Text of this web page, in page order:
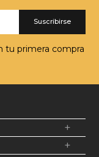
Suscribirse
tu primera compra
+
+